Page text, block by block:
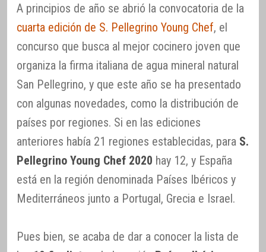
A principios de año se abrió la convocatoria de la
cuarta edición de S. Pellegrino Young Chef, el
concurso que busca al mejor cocinero joven que
organiza la firma italiana de agua mineral natural
San Pellegrino, y que este año se ha presentado
con algunas novedades, como la distribución de
países por regiones. Si en las ediciones
anteriores había 21 regiones establecidas, para S.
Pellegrino Young Chef 2020 hay 12, y España
está en la región denominada Países Ibéricos y
Mediterráneos junto a Portugal, Grecia e Israel.
Pues bien, se acaba de dar a conocer la lista de